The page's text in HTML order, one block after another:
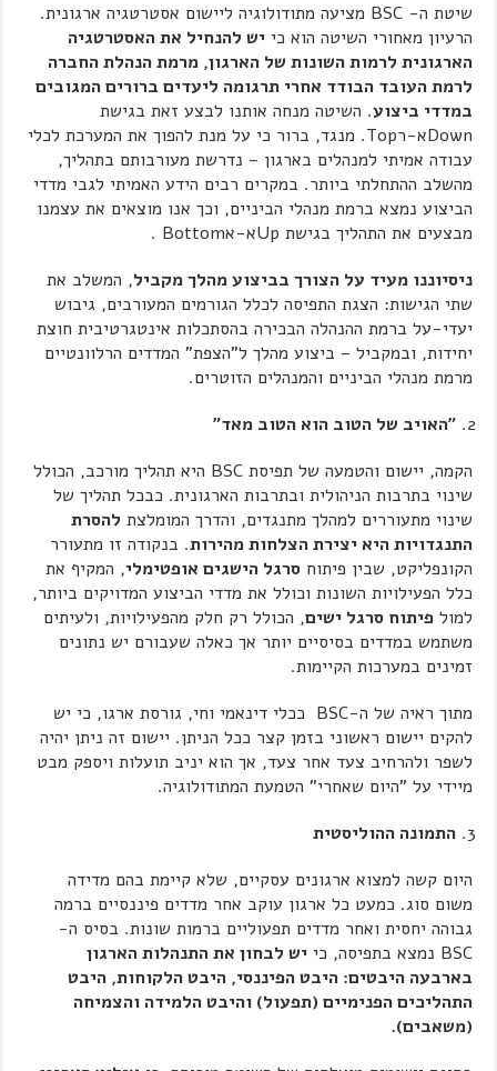
שיטת ה- BSC מציעה מתודולוגיה ליישום אסטרטגיה ארגונית.
הרעיון מאחורי השיטה הוא כייש להנחיל את האסטרטגיה
הארגונית לרמות השונות של הארגון, מרמת הנהלת החברה
לרמת העובד הבודד אחרי תרגומה ליעדים ברורים המגובים
במדדי ביצוע. השיטה מנחה אותנו לבצע זאת בגישת
Downא-רTop. מנגד, ברור כי על מנת להפוך את המערכת לכלי
עבודה אמיתי למנהלים בארגון – נדרשת מעורבותם בתהליך,
מהשלב ההתחלתי ביותר. במקרים רבים הידע האמיתי לגבי מדדי
הביצוע נמצא ברמת מנהלי הביניים, וכך אנו מוצאים את עצמנו
מבצעים את התהליך בגישת Upא-אBottom .
ניסיוננו מעיד על הצורך בביצוע מהלך מקביל, המשלב את
שתי הגישות: הצגת התפיסה לכלל הגורמים המעורבים, גיבוש
יעדי-על ברמת ההנהלה הבכירה בהסתכלות אינטגרטיבית חוצת
יחידות, ובמקביל – ביצוע מהלך ל"הצפת" המדדים הרלוונטיים
מרמת מנהלי הביניים והמנהלים הזוטרים.
"האויב של הטוב הוא הטוב מאד"
הקמה, יישום והטמעה של תפיסת BSC היא תהליך מורכב, הכולל
שינוי בתרבות הניהולית ובתרבות הארגונית. כבכל תהליך של
שינוי מתעוררים למהלך מתנגדים, והדרך המומלצת להסרת
התנגדויות היא יצירת הצלחות מהירות. בנקודה זו מתעורר
הקונפליקט, שבין פיתוחסרגל הישגים אופטימלי, המקיף את
כלל הפעילויות השונות וכולל את מדדי הביצוע המדויקים ביותר,
למולפיתוח סרגל ישים, הכולל רק חלק מהפעילויות, ולעיתים
משתמש במדדים בסיסיים יותר אך כאלה שעבורם יש נתונים
זמינים במערכות הקיימות.
מתוך ראיה של ה-BSC ככלי דינאמי וחי, גורסת ארגו, כי יש
להקים יישום ראשוני בזמן קצר ככל הניתן. יישום זה ניתן יהיה
לשפר ולהרחיב צעד אחר צעד, אך הוא יניב תועלות ויספק מבט
מיידי על "היום שאחרי" הטמעת המתודולוגיה.
התמונה ההוליסטית
היום קשה למצוא ארגונים עסקיים, שלא קיימת בהם מדידה
משום סוג. כמעט כל ארגון עוקב אחר מדדים פיננסיים ברמה
גבוהה יחסית ואחר מדדים תפעוליים ברמות שונות. בסיס ה-
BSC נמצא בתפיסה, כי
יש לבחון את התנהלות הארגון
בארבעה היבטים: היבט הפיננסי, היבט הלקוחות, היבט
התהליכים הפנימיים (תפעול) והיבט הלמידה והצמיחה
(משאבים).